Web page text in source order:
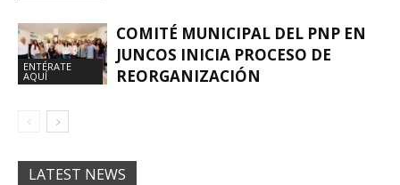
ENTÉRATE
AQUÍ
COMITÉ MUNICIPAL DEL PNP EN
JUNCOS INICIA PROCESO DE
REORGANIZACIÓN
LATEST NEWS